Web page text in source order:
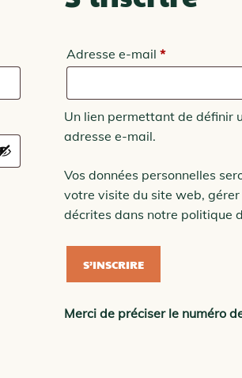
Adresse e-mail *Obligatoire
Un lien permettant de définir
adresse e-mail.
Vos données personnelles
votre visite du site web, gérer
décrites dans notre politique
S’INSCRIRE